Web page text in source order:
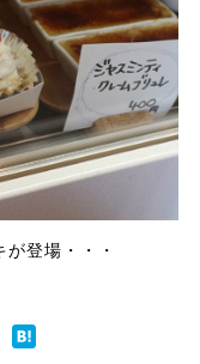
登場・・・